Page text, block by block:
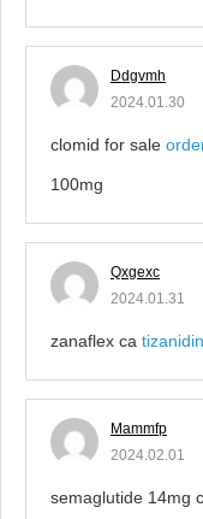
Ddgvmh
2024.01.30
clomid for sale
100mg
Qxgexc
2024.01.31
zanaflex ca
Mammfp
2024.02.01
semaglutide 14mg